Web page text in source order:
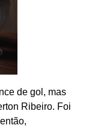
de gol, mas
Ribeiro. Foi